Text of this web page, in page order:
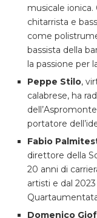
musicale
chitarrista e
come
bassista della
la passione per
Peppe Stilo,
calabrese, ha
portatore
Fabio
direttore della
20 anni di
artisti e dal
Domenico